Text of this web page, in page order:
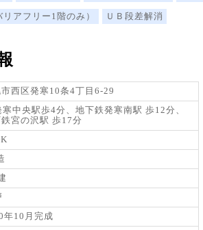
アフリー1階のみ） ＵＢ段差解消
西区発寒10条4丁目6-29
寒中央駅歩4分、地下鉄発寒南駅 歩12分、
宮の沢駅 歩17分
年10月完成